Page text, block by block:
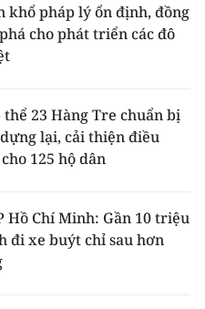
khổ pháp lý ổn định, đồng
cho phát triển các đô
23 Hàng Tre chuẩn bị
lại, cải thiện điều
125 hộ dân
Hồ Chí Minh: Gần 10 triệu
đi xe buýt chỉ sau hơn